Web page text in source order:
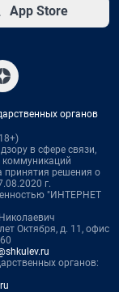
App Store
органов
в сфере связи,
принятия решения о
г.
"ИНТЕРНЕТ
Октября, д. 11, офис
органов: